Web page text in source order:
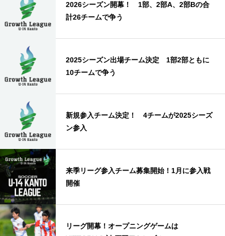
2026シーズン開幕！ 1部、2部A、2部Bの合
計26チームで争う
2025シーズン出場チーム決定 1部2部ともに
10チームで争う
新規参入チーム決定！ 4チームが2025シーズ
ン参入
来季リーグ参入チーム募集開始！1月に参入戦
開催
リーグ開幕！オープニングゲームは